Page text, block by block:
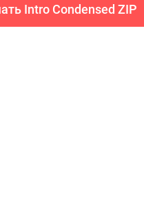
Intro Condensed ZIP